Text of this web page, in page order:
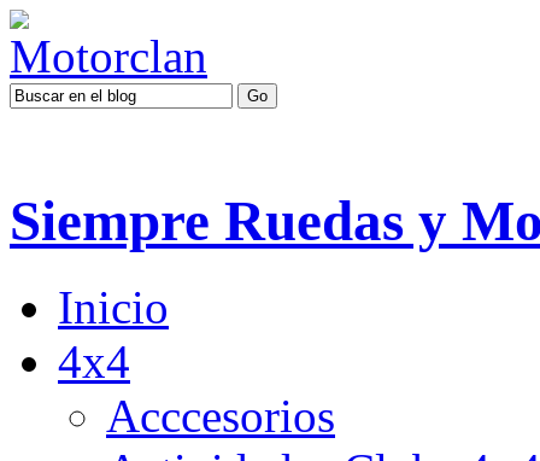
Siempre Ruedas y
Inicio
4x4
Acccesorios